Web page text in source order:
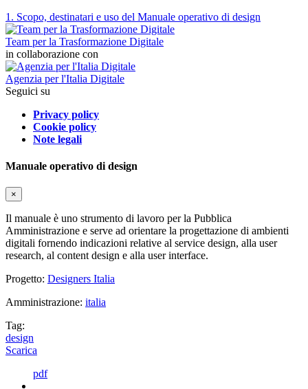
1. Scopo, destinatari e uso del Manuale operativo di design
Team per la Trasformazione Digitale
in collaborazione con
Agenzia per l'Italia Digitale
Seguici su
Privacy policy
Cookie policy
Note legali
Manuale operativo di design
×
Il manuale è uno strumento di lavoro per la Pubblica
Amministrazione e serve ad orientare la progettazione di ambienti
digitali fornendo indicazioni relative al service design, alla user
research, al content design e alla user interface.
Progetto: Designers Italia
Amministrazione: italia
Tag:
design
Scarica
pdf